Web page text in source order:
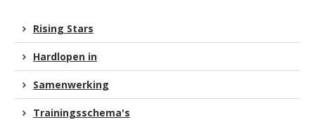
Rising Stars
Hardlopen in
Samenwerking
Trainingsschema's